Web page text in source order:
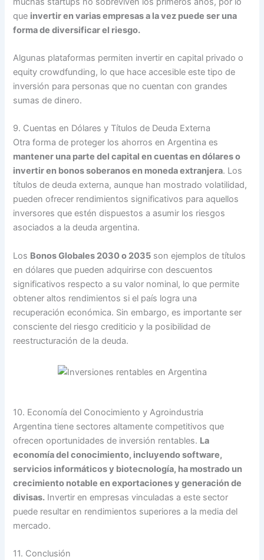
que invertir en varias empresas a la vez puede ser una
forma de diversificar el riesgo.
Algunas plataformas permiten invertir en capital privado o
equity crowdfunding, lo que hace accesible este tipo de
inversión para personas que no cuentan con grandes
sumas de dinero.
9. Cuentas en Dólares y Títulos de Deuda Externa
Otra forma de proteger los ahorros en Argentina es
mantener una parte del capital en cuentas en dólares o
invertir en bonos soberanos en moneda extranjera. Los
títulos de deuda externa, aunque han mostrado volatilidad,
pueden ofrecer rendimientos significativos para aquellos
inversores que estén dispuestos a asumir los riesgos
asociados a la deuda argentina.
Los Bonos Globales 2030 o 2035 son ejemplos de títulos
en dólares que pueden adquirirse con descuentos
significativos respecto a su valor nominal, lo que permite
obtener altos rendimientos si el país logra una
recuperación económica. Sin embargo, es importante ser
consciente del riesgo crediticio y la posibilidad de
reestructuración de la deuda.
10. Economía del Conocimiento y Agroindustria
Argentina tiene sectores altamente competitivos que
ofrecen oportunidades de inversión rentables. La
economía del conocimiento, incluyendo software,
servicios informáticos y biotecnología, ha mostrado un
crecimiento notable en exportaciones y generación de
divisas. Invertir en empresas vinculadas a este sector
puede resultar en rendimientos superiores a la media del
mercado.
11. Conclusión